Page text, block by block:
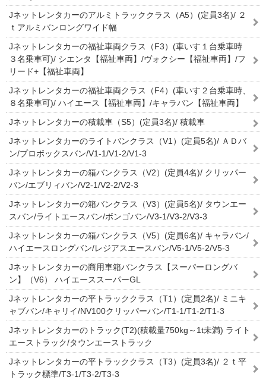
Jネットレンタカーのアルミトラッククラス（A5）(定員3名)/ ２
ｔアルミバンロングワイド幅
Jネットレンタカーの福祉車両クラス（F3）(車いす１台乗車時
３名乗車可)/ シエンタ【福祉車両】/ヴォクシー【福祉車両】/フ
リード+【福祉車両】
Jネットレンタカーの福祉車両クラス（F4）(車いす２台乗車時、
８名乗車可)/ ハイエース【福祉車両】/キャラバン【福祉車両】
Jネットレンタカーの積載車（S5）(定員3名)/ 積載車
Jネットレンタカーのライトバンクラス（V1）(定員5名)/ ＡＤバ
ン/プロボックスバン/V1-1/V1-2/V1-3
Jネットレンタカーの箱バンクラス（V2）(定員4名)/ クリッパー
バン/エブリィバン/V2-1/V2-2/V2-3
Jネットレンタカーの箱バンクラス（V3）(定員5名)/ タウンエー
スバン/ライトエースバン/ボンゴバン/V3-1/V3-2/V3-3
Jネットレンタカーの箱バンクラス（V5）(定員6名)/ キャラバン/
ハイエースロングバン/レジアスエースバン/V5-1/V5-2/V5-3
Jネットレンタカーの商用車箱バンクラス【スーパーロングバ
ン】（V6） ハイエーススーパーGL
Jネットレンタカーの平トラッククラス（T1）(定員2名)/ ミニキ
ャブバン/キャリイ/NV100クリッパーバン/T1-1/T1-2/T1-3
Jネットレンタカーのトラック(T2)(積載量750kg～1t未満) ライト
エーストラック/タウンエーストラック
Jネットレンタカーの平トラッククラス（T3）(定員3名)/ ２ｔ平
トラック標準/T3-1/T3-2/T3-3